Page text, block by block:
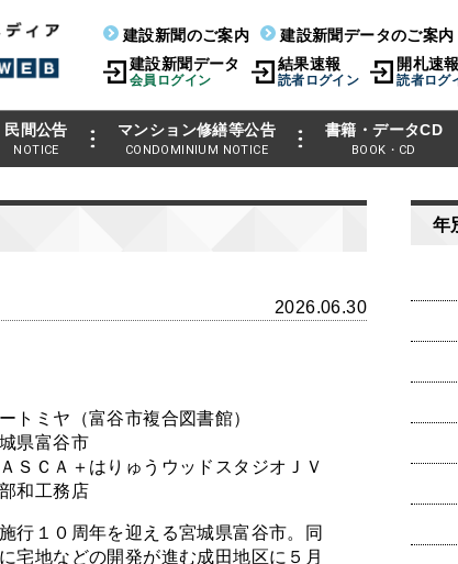
建設新聞のご案内
建設新聞データのご案内
建設新聞データ
会員ログイン
結果速報
読者ログイン
開札速報
読者ログ
民間公告
NOTICE
マンション修繕等公告
CONDOMINIUM NOTICE
書籍・データCD
BOOK・CD
2026.06.30
ミヤ（富谷市複合図書館）
県富谷市
ＣＡ＋はりゅうウッドスタジオＪＶ
和工務店
行１０周年を迎える宮城県富谷市。同
宅地などの開発が進む成田地区に５月
年